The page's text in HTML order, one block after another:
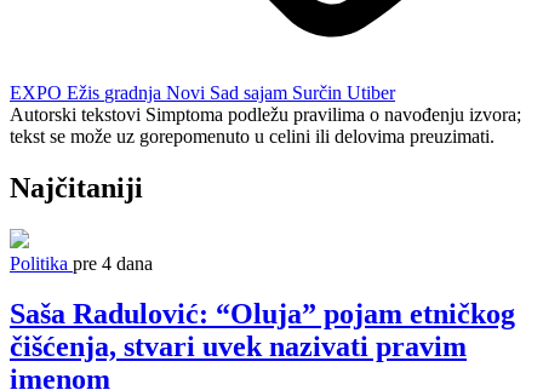
EXPO Ežis gradnja Novi Sad sajam Surčin Utiber
Autorski tekstovi Simptoma podležu pravilima o navođenju izvora;
tekst se može uz gorepomenuto u celini ili delovima preuzimati.
Najčitaniji
Politika pre 4 dana
Saša Radulović: “Oluja” pojam etničkog
čišćenja, stvari uvek nazivati pravim
imenom